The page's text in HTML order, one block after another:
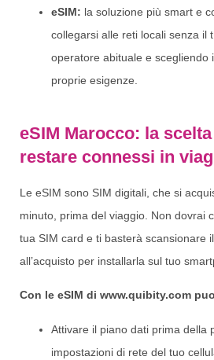
eSIM: la soluzione più smart e
collegarsi alle reti locali senza il
operatore abituale e scegliendo
proprie esigenze.
eSIM Marocco: la
restare connessi in
Le eSIM sono SIM digitali, che si
minuto, prima del viaggio. Non dovrai
tua SIM card e ti basterà scansionare
all’acquisto per installarla sul tuo
Con le eSIM di www.quibity.com
Attivare il piano dati prima della
impostazioni di rete del tuo